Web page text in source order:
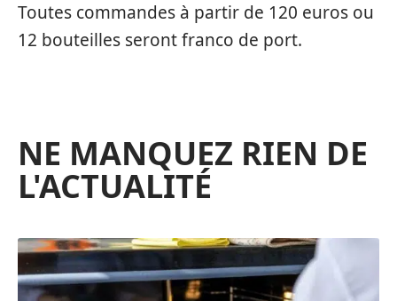
Toutes commandes à partir de 120 euros ou
12 bouteilles seront franco de port.
NE MANQUEZ RIEN DE
L'ACTUALITÉ